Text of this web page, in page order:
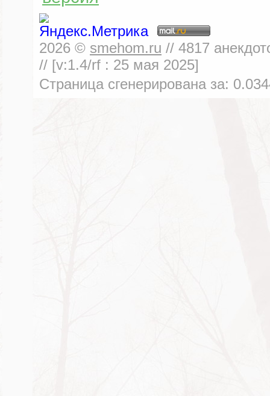
2026 © smehom.ru // 4817
// [v:1.4/rf : 25 мая 2025]
Страница сгенерирована за: